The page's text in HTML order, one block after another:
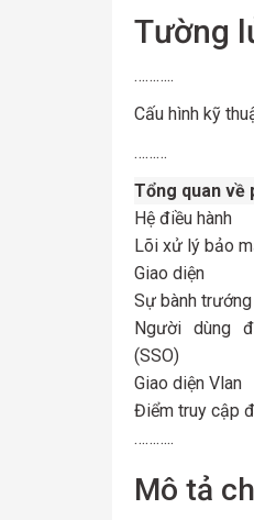
Tường
………..
Cấu hình kỹ
………
Tổng quan về
Hệ điều hành
Lõi xử lý bảo
Giao diện
Sự bành trướng
Người dùng
(SSO)
Giao diện Vlan
Điểm truy cập
………..
Mô tả